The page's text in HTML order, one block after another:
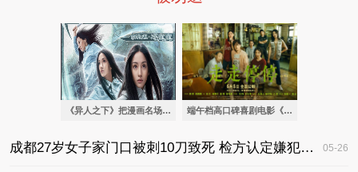
《异人之下》把漫画名场面搬上大银幕端午档高口碑喜剧电影《走走停停》发布终
成都27岁女子家门口被刺10刀致死 检方认定嫌犯患精神分裂 05-26